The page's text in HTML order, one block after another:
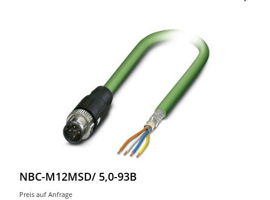
NBC-M12MSD/ 5,0-93B
Preis auf Anfrage